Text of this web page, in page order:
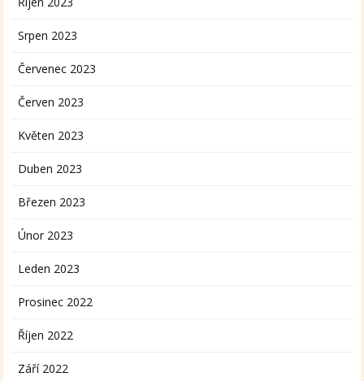
Srpen 2023
Červenec 2023
Červen 2023
Květen 2023
Duben 2023
Březen 2023
Únor 2023
Leden 2023
Prosinec 2022
Říjen 2022
Září 2022